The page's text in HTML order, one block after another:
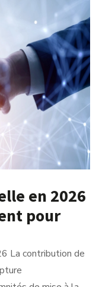
en 2026
pour
La contribution de